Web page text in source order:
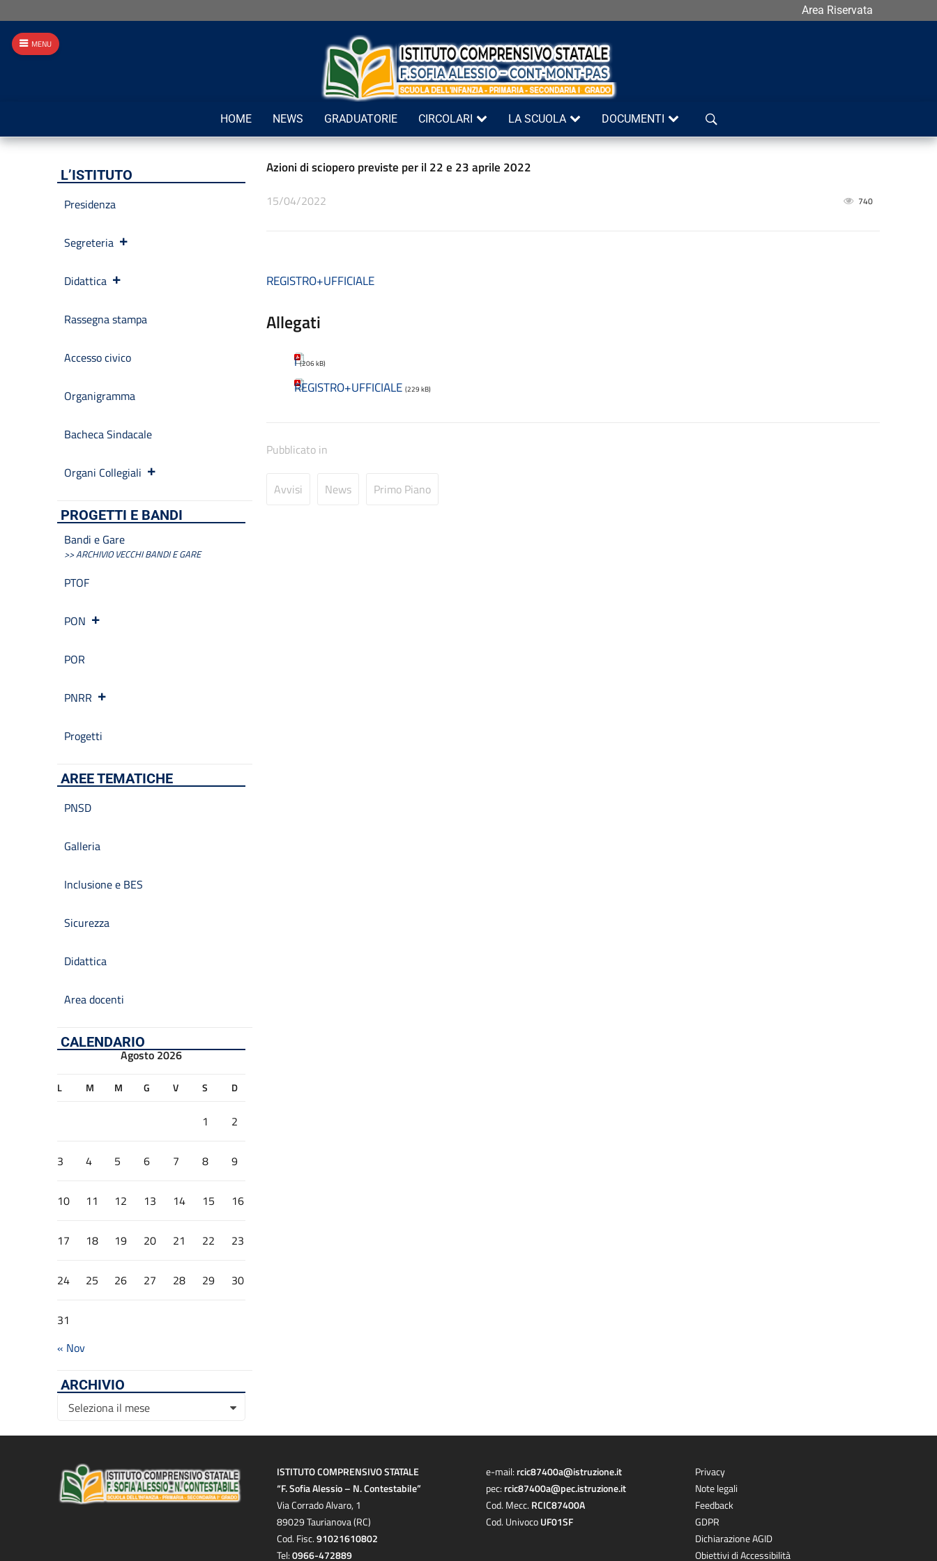
Area Riservata
Cerca
HOME NEWS GRADUATORIE CIRCOLARI LA SCUOLA DOCUMENTI
Azioni di sciopero previste per il 22 e 23 aprile 2022
15/04/2022 740
REGISTRO+UFFICIALE
Allegati
l (206 kB)
REGISTRO+UFFICIALE (229 kB)
Pubblicato in
Avvisi News Primo Piano
L’ISTITUTO
Presidenza
Segreteria
Didattica
Rassegna stampa
Accesso civico
Organigramma
Bacheca Sindacale
Organi Collegiali
PROGETTI E BANDI
Bandi e Gare
>> ARCHIVIO VECCHI BANDI E GARE
PTOF
PON
POR
PNRR
Progetti
AREE TEMATICHE
PNSD
Galleria
Inclusione e BES
Sicurezza
Didattica
Area docenti
CALENDARIO
Agosto 2026
L M M G V S D
1 2
3 4 5 6 7 8 9
10 11 12 13 14 15 16
17 18 19 20 21 22 23
24 25 26 27 28 29 30
31
« Nov
ARCHIVIO
Archivio
Seleziona il mese
ISTITUTO COMPRENSIVO STATALE
“F. Sofia Alessio – N. Contestabile”
Via Corrado Alvaro, 1
89029 Taurianova (RC)
Cod. Fisc.91021610802
Tel:0966-472889
e-mail: rcic87400a@istruzione.it
pec: rcic87400a@pec.istruzione.it
Cod. Mecc. RCIC87400A
Cod. UnivocoUF01SF
Privacy
Note legali
Feedback
GDPR
Dichiarazione AGID
Obiettivi di Accessibilità
MENU